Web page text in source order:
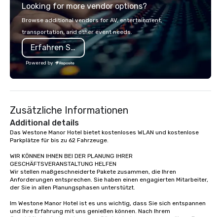
Liberated from the confines of a
single location, Covert Cocktail Club
now brings the speakeasy right to
your door—be it at your home, office,
bar mitzvah, dinner party,
bachelor/ette party or anywhere you
choose!
Looking for more vendor options?
Browse additional vendors for AV, entertainment,
transportation, and other event needs.
Erfahren Sie mehr
Powered by
Zusätzliche Informationen
Additional details
Das Westone Manor Hotel bietet kostenloses WLAN und kostenlose
Parkplätze für bis zu 62 Fahrzeuge.
WIR KÖNNEN IHNEN BEI DER PLANUNG IHRER
GESCHÄFTSVERANSTALTUNG HELFEN
Wir stellen maßgeschneiderte Pakete zusammen, die Ihren
Anforderungen entsprechen. Sie haben einen engagierten Mitarbeiter,
der Sie in allen Planungsphasen unterstützt.
Im Westone Manor Hotel ist es uns wichtig, dass Sie sich entspannen
und Ihre Erfahrung mit uns genießen können. Nach Ihrem